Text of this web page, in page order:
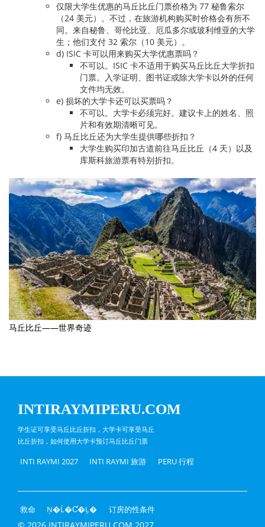
仅限大学生优惠的马丘比丘门票价格为 77 秘鲁索尔
（24 美元）。不过，在旅游机构购买时价格会有所不
同。来自秘鲁、哥伦比亚、厄瓜多尔或玻利维亚的大学
生；他们支付 32 索尔（10 美元）。
d) ISIC 卡可以用来购买大学优惠票吗？
不可以。ISIC 卡不适用于购买马丘比丘大学折扣
门票。入学证明、图书证或除大学卡以外的任何
文件均无效。
e) 损坏的大学卡还可以买票吗？
不可以。大学卡必须完好。建议卡上的姓名、照
片和有效期清晰可见。
f) 马丘比丘还为大学生提供哪些折扣？
大学生购买印加古道前往马丘比丘（4 天）以及
库斯科旅游票有特别折扣。
马丘比丘——世界奇迹
INTIRAYMIPERU.COM
学生证可享受马丘比丘折扣，大学卡可享受马丘
比丘折扣，如何使用大学卡预订马丘比丘门票
INTI RAYMI 2027 INTI RAYMI 旅游 PERU 行程
救命 Ņ�Ĺ�Ƈ�Ļ� 订房的性条件